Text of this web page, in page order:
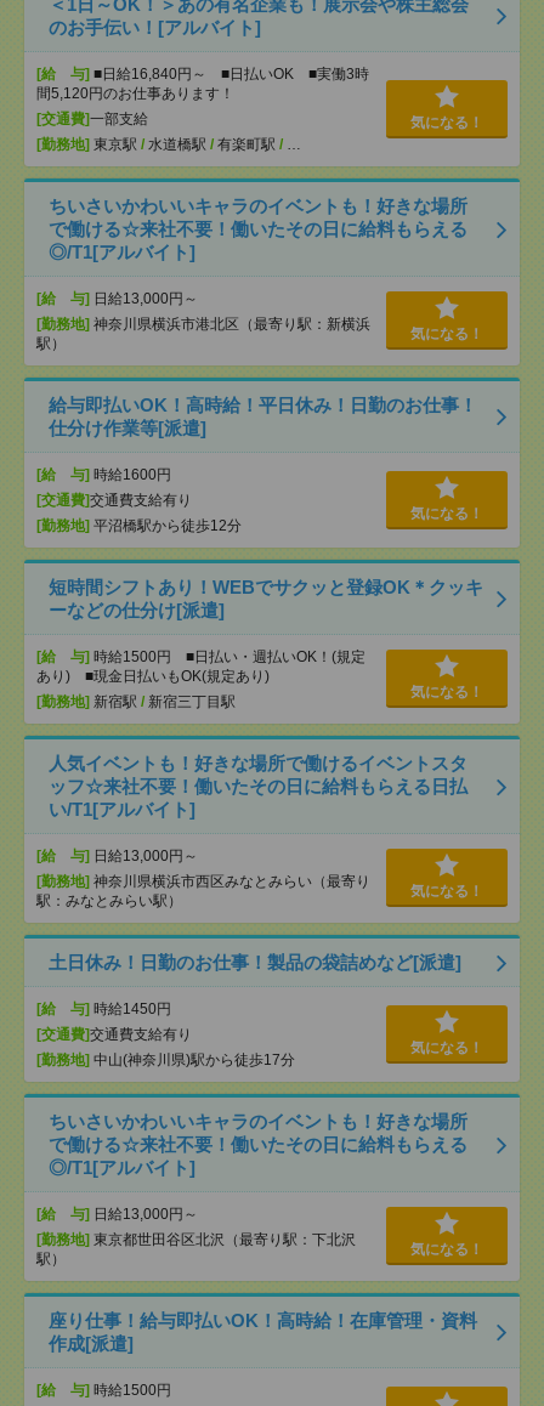
＜1日～OK！＞あの有名企業も！展示会や株主総会
のお手伝い！[アルバイト]
[給 与] ■日給16,840円～ ■日払いOK ■実働3時
間5,120円のお仕事あります！
[交通費]一部支給
[勤務地] 東京駅 / 水道橋駅 / 有楽町駅 / …
気になる！
ちいさいかわいいキャラのイベントも！好きな場所
で働ける☆来社不要！働いたその日に給料もらえる
◎/T1[アルバイト]
[給 与] 日給13,000円～
[勤務地] 神奈川県横浜市港北区（最寄り駅：新横浜
駅）
気になる！
給与即払いOK！高時給！平日休み！日勤のお仕事！
仕分け作業等[派遣]
[給 与] 時給1600円
[交通費]交通費支給有り
[勤務地] 平沼橋駅から徒歩12分
気になる！
短時間シフトあり！WEBでサクッと登録OK＊クッキ
ーなどの仕分け[派遣]
[給 与] 時給1500円 ■日払い・週払いOK！(規定
あり) ■現金日払いもOK(規定あり)
[勤務地] 新宿駅 / 新宿三丁目駅
気になる！
人気イベントも！好きな場所で働けるイベントスタ
ッフ☆来社不要！働いたその日に給料もらえる日払
い/T1[アルバイト]
[給 与] 日給13,000円～
[勤務地] 神奈川県横浜市西区みなとみらい（最寄り
駅：みなとみらい駅）
気になる！
土日休み！日勤のお仕事！製品の袋詰めなど[派遣]
[給 与] 時給1450円
[交通費]交通費支給有り
[勤務地] 中山(神奈川県)駅から徒歩17分
気になる！
ちいさいかわいいキャラのイベントも！好きな場所
で働ける☆来社不要！働いたその日に給料もらえる
◎/T1[アルバイト]
[給 与] 日給13,000円～
[勤務地] 東京都世田谷区北沢（最寄り駅：下北沢
駅）
気になる！
座り仕事！給与即払いOK！高時給！在庫管理・資料
作成[派遣]
[給 与] 時給1500円